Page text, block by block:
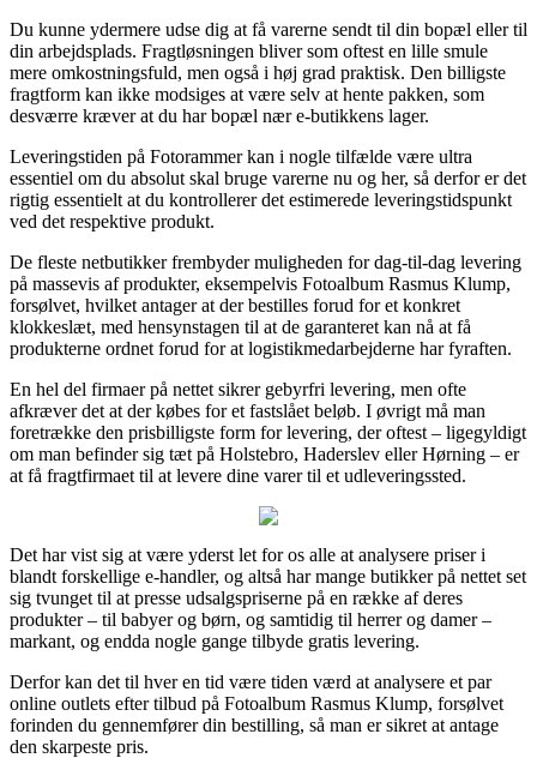
Du kunne ydermere udse dig at få varerne sendt til din bopæl eller til
din arbejdsplads. Fragtløsningen bliver som oftest en lille smule
mere omkostningsfuld, men også i høj grad praktisk. Den billigste
fragtform kan ikke modsiges at være selv at hente pakken, som
desværre kræver at du har bopæl nær e-butikkens lager.
Leveringstiden på Fotorammer kan i nogle tilfælde være ultra
essentiel om du absolut skal bruge varerne nu og her, så derfor er det
rigtig essentielt at du kontrollerer det estimerede leveringstidspunkt
ved det respektive produkt.
De fleste netbutikker frembyder muligheden for dag-til-dag levering
på massevis af produkter, eksempelvis Fotoalbum Rasmus Klump,
forsølvet, hvilket antager at der bestilles forud for et konkret
klokkeslæt, med hensynstagen til at de garanteret kan nå at få
produkterne ordnet forud for at logistikmedarbejderne har fyraften.
En hel del firmaer på nettet sikrer gebyrfri levering, men ofte
afkræver det at der købes for et fastslået beløb. I øvrigt må man
foretrække den prisbilligste form for levering, der oftest – ligegyldigt
om man befinder sig tæt på Holstebro, Haderslev eller Hørning – er
at få fragtfirmaet til at levere dine varer til et udleveringssted.
Det har vist sig at være yderst let for os alle at analysere priser i
blandt forskellige e-handler, og altså har mange butikker på nettet set
sig tvunget til at presse udsalgspriserne på en række af deres
produkter – til babyer og børn, og samtidig til herrer og damer –
markant, og endda nogle gange tilbyde gratis levering.
Derfor kan det til hver en tid være tiden værd at analysere et par
online outlets efter tilbud på Fotoalbum Rasmus Klump, forsølvet
forinden du gennemfører din bestilling, så man er sikret at antage
den skarpeste pris.